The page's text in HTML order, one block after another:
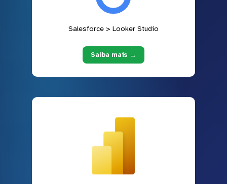
Salesforce > Looker Studio
Saiba mais →